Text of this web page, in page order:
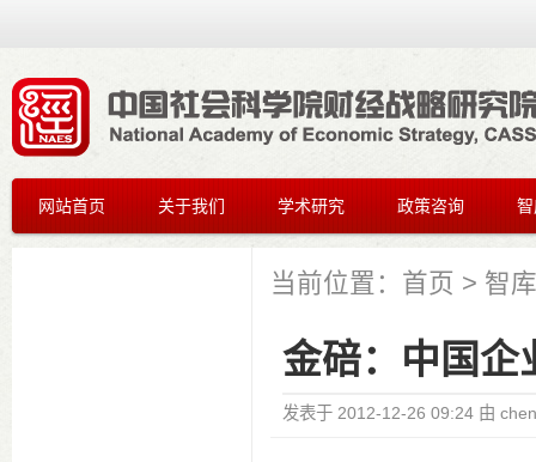
网站首页 关于我们 学术研究 政策咨询
当前位置： 首页 > 智
金碚：中国企
发表于 2012-12-26 09:24 由